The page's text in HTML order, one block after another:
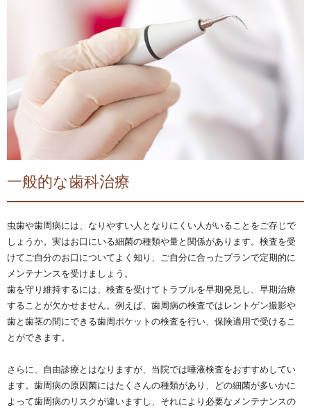
一般的な歯科治療
虫歯や歯周病には、なりやすい人となりにくい人がいることをご存じで
しょうか。実はお口にいる細菌の種類や量と関係があります。検査を受
けてご自分のお口についてよく知り、ご自分に合ったプランで定期的に
メンテナンスを受けましょう。
歯を守り維持するには、検査を受けてトラブルを早期発見し、早期治療
することが欠かせません。例えば、歯周病の検査ではレントゲン撮影や
歯と歯茎の間にできる歯周ポケットの検査を行い、保険適用で受けるこ
とができます。
さらに、自由診療とはなりますが、当院では唾液検査をおすすめしてい
ます。歯周病の原因菌にはたくさんの種類があり、どの細菌が多いかに
よって歯周病のリスクが違いますし、それにより必要なメンテナンスの